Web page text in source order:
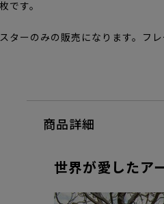
です。
ターのみの販売になります。フ
商品詳細
世界が愛したア